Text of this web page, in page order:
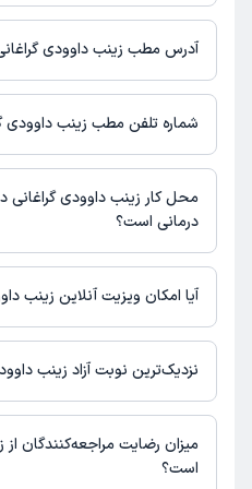
برای اطلاع از هزینه ویزیت زینب
بگیرید.آدرس مطب زینب داوودی
زینب داوودی گراغانی 1
به شرح زیر است.
واحد 4
شماره تلفن مطب زینب داوودی
مرکز مشاوره تابش مهر : 01333737375
محل کار زینب داوودی گراغانی
درمانی است؟
اطلاعاتی درباره محل فعالیت زینب
نیست.
آیا امکان ویزیت آنلاین زینب
در حال حاضر اطلاعاتی درباره ارائه
دسترس نیست. برای دریافت اطلاعات
نزدیک‌ترین نوبت آزاد زینب
زینب داوودی گراغانی از روز شنبه 17 مرداد 1405 بیمار جدید می‌پذیرند.
میزان رضایت مراجعه‌کنندگان
است؟